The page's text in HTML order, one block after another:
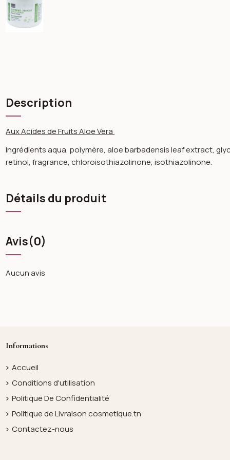
Description
Aux Acides de Fruits Aloe Vera
Ingrédients aqua, polymère, aloe barbadensis leaf extract,
retinol, fragrance, chloroisothiazolinone, isothiazolinone.
Détails du produit
Avis(0)
Aucun avis
Informations
Accueil
Conditions d'utilisation
Politique De Confidentialité
Politique de Livraison cosmetique.tn
Contactez-nous